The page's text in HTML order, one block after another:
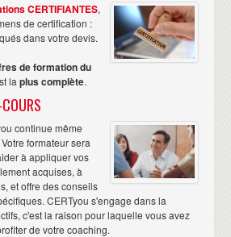
CERTIFIANTES,
de certification :
dans votre devis.
de formation du
la plus complète.
continue même
formateur sera
à appliquer vos
acquises, à
et offre des conseils
CERTyou s'engage dans la
c'est la raison pour laquelle vous avez
de votre coaching.